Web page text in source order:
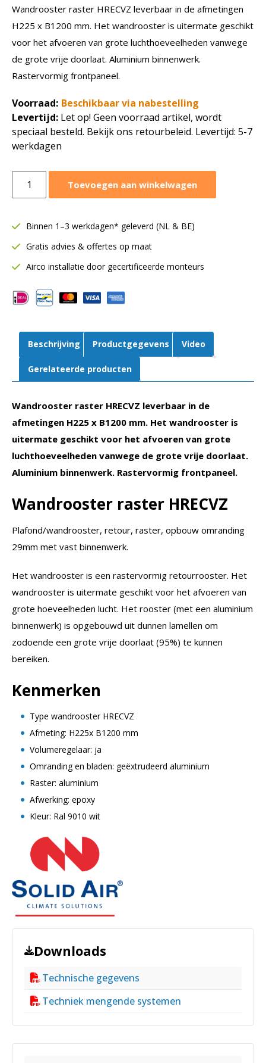
Wandrooster raster HRECVZ leverbaar in de afmetingen
H225 x B1200 mm. Het wandrooster is uitermate geschikt
voor het afvoeren van grote luchthoeveelheden vanwege
de grote vrije doorlaat. Aluminium binnenwerk.
Rastervormig frontpaneel.
Voorraad: Beschikbaar via nabestelling
Levertijd: Let op! Geen voorraad artikel, wordt
speciaal besteld. Bekijk ons retourbeleid. Levertijd: 5-7
werkdagen
raster
225
mm
1225
mm
Retour
Aluminium
aantal
Toevoegen aan winkelwagen
Binnen 1–3 werkdagen* geleverd (NL & BE)
Gratis advies & offertes op maat
Airco installatie door gecertificeerde monteurs
Beschrijving Productgegevens Video
Gerelateerde producten
Wandrooster raster HRECVZ leverbaar in de
afmetingen H225 x B1200 mm. Het wandrooster is
uitermate geschikt voor het afvoeren van grote
luchthoeveelheden vanwege de grote vrije doorlaat.
Aluminium binnenwerk. Rastervormig frontpaneel.
Wandrooster raster HRECVZ
Plafond/wandrooster, retour, raster, opbouw omranding
29mm met vast binnenwerk.
Het wandrooster is een rastervormig retourrooster. Het
wandrooster is uitermate geschikt voor het afvoeren van
grote hoeveelheden lucht. Het rooster (met een aluminium
binnenwerk) is opgebouwd uit dunnen lamellen om
zodoende een grote vrije doorlaat (95%) te kunnen
bereiken.
Kenmerken
Type wandrooster HRECVZ
Afmeting: H225x B1200 mm
Volumeregelaar: ja
Omranding en bladen: geëxtrudeerd aluminium
Raster: aluminium
Afwerking: epoxy
Kleur: Ral 9010 wit
Downloads
Technische gegevens
Techniek mengende systemen